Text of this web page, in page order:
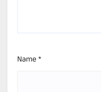
Name*